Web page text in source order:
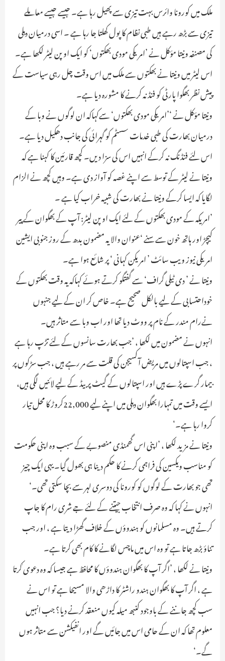
ملک میں کورونا وائرس بہت تیزی سے پھیل رہا ہے۔ جیسے جیسے معاملے
تیزی سے بڑھ رہے ہیں طبی نظام کا پول کھلتا جا رہا ہے ۔ اسی درمیان دہلی
کی مصنفہ ونیتا مؤکل نے ’امریکی مودی بھکتوں‘ کو ایک اوپن لیٹر لکھا ہے۔
اس لیٹر میں ونیتا نے بھکتوں سے ملک میں اس وقت چل رہی سیاست کے
پیش نظر بھگوا پارٹی کو فنڈ نہ کرنے کا مشورہ دیا ہے۔
ونیتا مؤکل نے ‘’امریکی مودی بھکتوں‘ سےکہاکہ ان لوگوں نے وبا کے
درمیان بھارت کی طبی خدمات سسٹم کو گہرائی کی جانب دھکیل دیا ہے۔
اس لئے فنڈنگ نہ کرکے انہیں اس کی سزا دیں۔ کچھ قارئین کا کہنا ہے کہ
ونیتا نے لیٹر کے توسط سے اپنے غصہ کو آواز دی ہے۔ وہیں کچھ نے الزام
لگایا کہ ایسا کرکے ونیتا نے بھارت کی شبیہ خراب کیا ہے ۔
’امریکہ کے مودی بھکتوں کے لئے ایک اوپن لیٹر: آپ کے بھگوان کے پیر
کیچڑ اور ہاتھ خون سے سنے ‘عنوان والا یہ مضمون بدھ کے روز جنوبی ایشین
امریکی نیوز ویب سائٹ ’ امریکن کہانی ‘ پر شائع ہوا ہے۔
ونیتا نے ’ دی ٹیلی گراف‘ سے گفتگو کرتے ہوئے کہاکہ یہ وقت بھکتوں کے
خوداحتسابی کے لیے بالکل صحیح ہے۔ خاص کر ان کے لیے جنہوں
نےرام مندر کے نام پر ووٹ دیا تھا اور اب وبا سے متاثر ہیں۔
انہوں نے مضمون میں لکھا ، ’جب بھارت سانسوں کے لئے تڑپ رہا ہے
، جب اسپتالوں میں مریض آکسیجن کی قلت سے مر رہے ہیں ، جب سڑکوں پر
بیمار گرے پڑے ہیں اور اسپتالوں کے گیٹ پر بیڈ کے لیے لائنیں لگی ہیں،
ایسے وقت میں تمہارا بھگوان دہلی میں اپنے لیے 22,000کروڑ کا محل تیار
کروا رہا ہے۔‘
ونیتا نے مزید لکھا ، ’اپنی اس گھمنڈی منصوبے کے سبب وہ اپنی حکومت
کو مناسب ویکسین کی فراہمی کرنے کا حکم دینا ہی بھول گیا۔ یہی ایک چیز
تھی جو بھارت کے لوگوں کو کورونا کی دوسری لہر سے بچا سکتی تھی۔‘
انہوں نے کہا کہ وہ صرف انتخاب جیتنے کے لئے جے شری رام کا جاپ
کرتے ہیں۔ وہ مسلمانوں کو ہندوؤں کے خلاف گھڑا دیتا ہے ، اور جب
تناؤ بڑھ جاتا ہے تو وہ اس میں ماچس لگانے کا کام بھی کرتا ہے۔
ونیتا نے لکھا ، ’اگر آپ کا بھگوان ہندوؤں کا محافظ ہے جیسا کہ وہ دعوی ٰکرتا
ہے ، اگر آپ کا بھگوان ہندو راشٹر کا داڑھی والا مسیحا ہے تو اس نے
سب کچھ جاننے کے باوجود کنبھ میلہ کیوں منعقد کرنے دیا؟ جب انہیں
معلوم تھا کہ ان کے حامی اس میں جائیں گے اور انفیکشن سے متاثر ہوں
گے۔‘